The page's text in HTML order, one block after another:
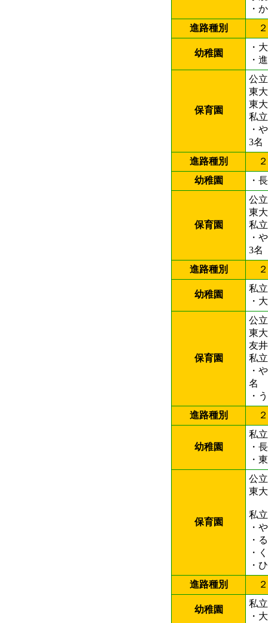
進路種別
２
幼稚園
・
保育園
公立
東
東
私立
3名
進路種別
２
幼稚園
・
保育園
公立
東
私立
3名
進路種別
２
幼稚園
私立
・
保育園
公立
東
私立
名
・
進路種別
２
幼稚園
私立
・
・
保育園
公立
東
私立
・
・
進路種別
２
幼稚園
私立
・